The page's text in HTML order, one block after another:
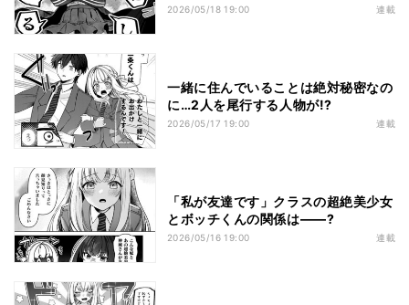
2026/05/18 19:00 連載
一緒に住んでいることは絶対秘密なの
に…2人を尾行する人物が!?
2026/05/17 19:00 連載
「私が友達です」クラスの超絶美少女
とボッチくんの関係は――?
2026/05/16 19:00 連載